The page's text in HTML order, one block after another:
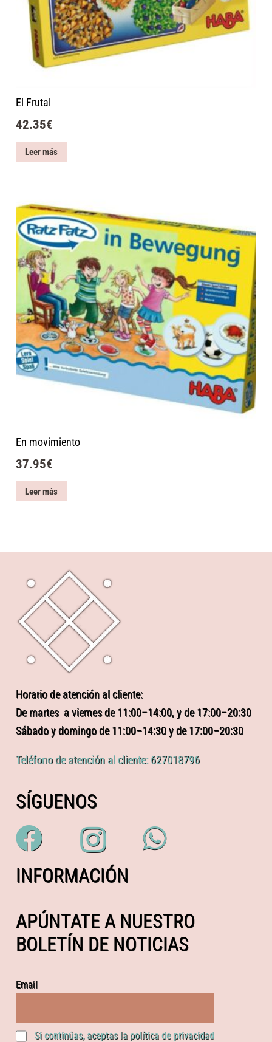
El Frutal
42.35€
Leer más
En movimiento
37.95€
Leer más
Horario de atención al cliente:
De martes a viernes de 11:00–14:00, y de 17:00–20:30
Sábado y domingo de 11:00–14:30 y de 17:00–20:30
Teléfono de atención al cliente: 627018796
SÍGUENOS
INFORMACIÓN
APÚNTATE A NUESTRO
BOLETÍN DE NOTICIAS
Email
Si continúas, aceptas la política de privacidad